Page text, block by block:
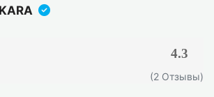
4.3
(2 Отзывы)